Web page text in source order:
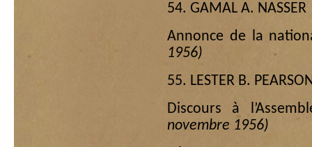
54. GAMAL A. NASSER
Annonce de la
1956)
55. LESTER B.
Discours à
novembre 1956)